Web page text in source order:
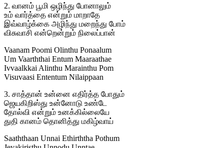
2. வானம் பூமி ஒழிந்து போனாலும்
உம் வார்த்தை என்றும் மாறாதே
இவ்வாழ்க்கை அழிந்து மறைந்து போம்
விசுவாசி என்றென்றும் நிலைப்பான்
Vaanam Poomi Olinthu Ponaalum
Um Vaarththai Entum Maaraathae
Ivvaalkkai Alinthu Marainthu Pom
Visuvaasi Ententum Nilaippaan
3. சாத்தான் உன்னை எதிர்த்த போதும்
ஜெயகிறிஸ்து உன்னோடு உண்டே
தோல்வி என்றும் உனக்கில்லையே
துதி கானம் தொனித்து மகிழ்வாய்
Saaththaan Unnai Ethirththa Pothum